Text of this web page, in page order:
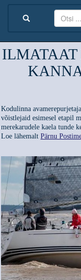
ILMATAAT
Kodulinna
võistlejaid esimesel etapil
merekarudele kaela tunde
Loe lähemalt Pärnu